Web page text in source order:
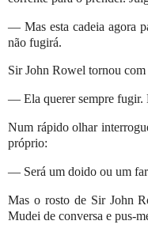
— Mas esta cadeia agora
não fugirá.
Sir John Rowel tornou com
— Ela querer sempre fugir.
Num rápido olhar
próprio:
— Será um doido ou um
Mas o rosto de Sir John
Mudei de conversa e pus-